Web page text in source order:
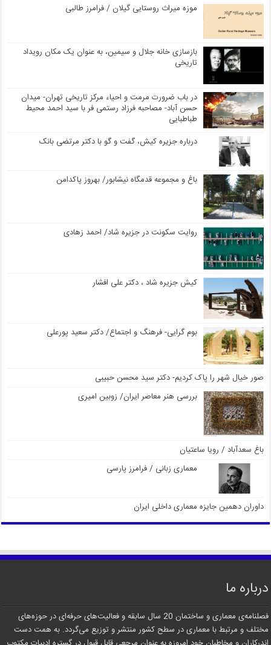
موزه میراث روستایی گیلان / فرامرز طالبی
بازسازی خانه جلال و سیمین، به عنوان یک مکان رویداد
تاریخی
در باب ضرورت مرمت و احیاء مرکز تاریخی تهران- میدان
حسن آباد- مصاحبه فرزاد رستمی فر با سید احمد محیط
طباطبایی
درباره جزیره کیش، گفت و گو با دکتر مرتضی بانک
باغ و مجموعه قدمگاه نیشابور/ بهروز پاکدامن
روایت سکونت در جزیره شاد/ احمد زهادی
کیش جزیره شاد ، دکتر علی افشار
بوم گرایی- فرهنگ و اجتماع/ دکتر سعید پورعلی
صور خیال شهر را پاک کردیم- دکتر سید محسن حبیبی
بررسی هنر معاصر ایران/ زوبین امیری
باغ سعدآباد / رویا ساعتیان
معماری زبانی / فرامرز پارسی
داوران دهمین جایزه معماری داخلی ایران
درباره ما
فصلنامه‌ی معماری و ساختمان 20 سال سابقه و فعالیت‌های حرفه‌ای در حوزه‌های
مختلف و مرتبط با معماری در سطح کشور منتشر و توزیع می‌گردد. به همت دست